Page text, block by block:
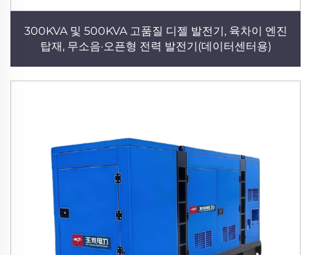
300KVA 및 500KVA 고품질 디젤 발전기, 육차이 엔진
탑재, 무소음·오픈형 전력 발전기(데이터센터용)